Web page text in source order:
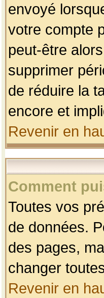
envoyé
votre compte
peut-être
supprimer
de réduire la
encore et
Revenir en
Comment
Toutes vos
de données.
des pages,
changer
Revenir en